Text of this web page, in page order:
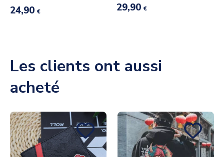
24,90 € 29,90 €
Les clients ont aussi
acheté